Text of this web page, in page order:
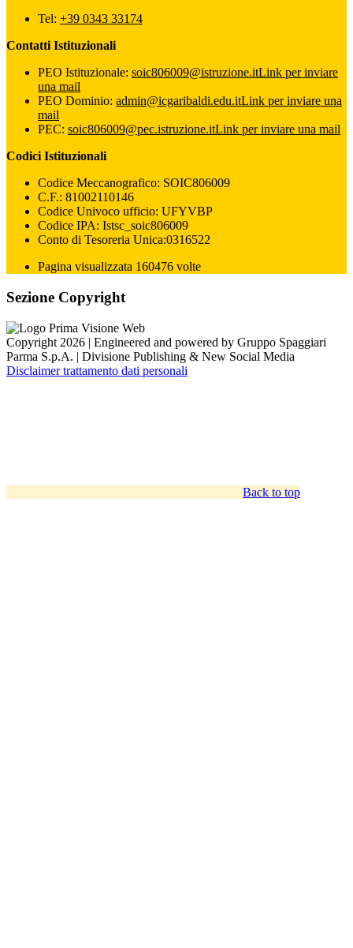
Tel: +39 0343 33174
Contatti Istituzionali
PEO Istituzionale: soic806009@istruzione.itLink per inviare
una mail
PEO Dominio: admin@icgaribaldi.edu.itLink per inviare una
mail
PEC: soic806009@pec.istruzione.itLink per inviare una mail
Codici Istituzionali
Codice Meccanografico: SOIC806009
C.F.: 81002110146
Codice Univoco ufficio: UFYVBP
Codice IPA: Istsc_soic806009
Conto di Tesoreria Unica:0316522
Pagina visualizzata 160476 volte
Sezione Copyright
Copyright 2026 | Engineered and powered by Gruppo Spaggiari
Parma S.p.A. | Divisione Publishing & New Social Media
Disclaimer trattamento dati personali
Back to top